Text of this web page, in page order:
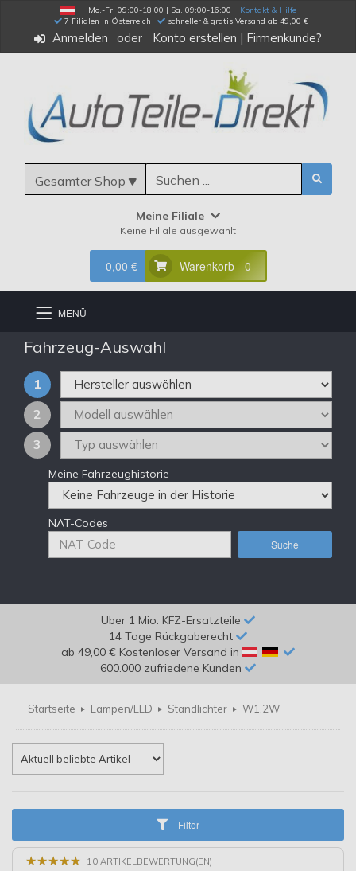
Mo.-Fr. 09:00-18:00 | Sa. 09:00-16:00
Kontakt & Hilfe
7 Filialen in Österreich
schneller & gratis Versand ab 49,00 €
Anmelden Konto erstellen | Firmenkunde?
Gesamter Shop
Meine Filiale
Keine Filiale ausgewählt
0,00 € Warenkorb - 0
MENÜ
Fahrzeug-Auswahl
1
2
3
Meine Fahrzeughistorie
NAT-Codes
Suche
Über 1 Mio. KFZ-Ersatzteile
14 Tage Rückgaberecht
ab 49,00 € Kostenloser Versand in
600.000 zufriedene Kunden
Startseite Lampen/LED Standlichter W1,2W
Filter
★★★★★
★★★★★ 10 ARTIKELBEWERTUNG(EN)